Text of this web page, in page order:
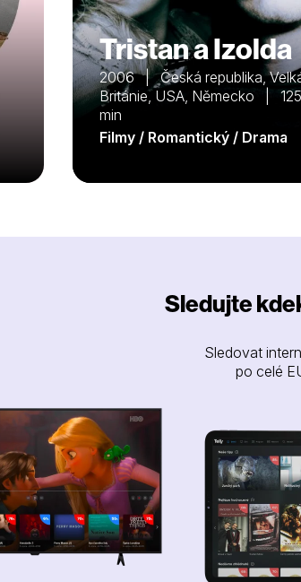
Tristan a Izolda
2006 | Česká republika,
Británie, USA, Německo | 125
min
Filmy / Romantický / Drama
Sledujte
Sledovat
po celé